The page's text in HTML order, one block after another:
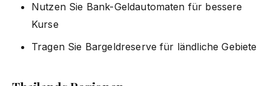
Nutzen Sie Bank-Geldautomaten für bessere
Kurse
Tragen Sie Bargeldreserve für ländliche Gebiete